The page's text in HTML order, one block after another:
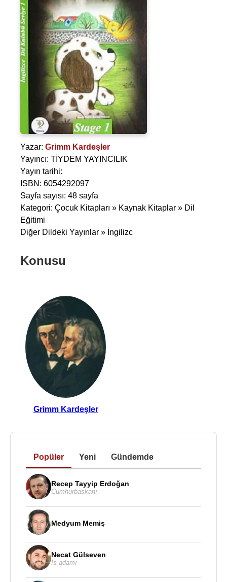
Yazar: Grimm Kardeşler
Yayıncı: TİYDEM YAYINCILIK
Yayın tarihi:
ISBN: 6054292097
Sayfa sayısı: 48 sayfa
Kategori: Çocuk Kitapları » Kaynak Kitaplar » Dil
Eğitimi
Diğer Dildeki Yayınlar » İngilizc
Konusu
Grimm Kardeşler
Popüler Yeni Gündemde
Recep Tayyip Erdoğan
Cumhurbaşkanı
Medyum Memiş
Necat Gülseven
İş adamı